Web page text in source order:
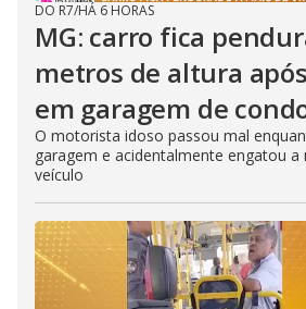
DO R7/HÁ 6 HORAS
MG: carro fica
metros de altura
em garagem de
O motorista idoso passou mal
garagem e acidentalmente engatou
veículo